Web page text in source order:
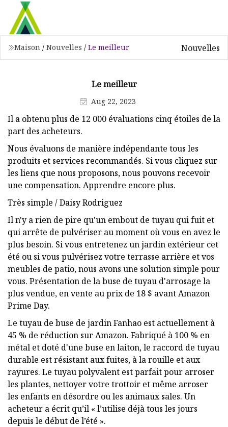
Maison / Nouvelles / Le meilleur Nouvelles
Le meilleur
Aug 22, 2023
Il a obtenu plus de 12 000 évaluations cinq étoiles de la
part des acheteurs.
Nous évaluons de manière indépendante tous les
produits et services recommandés. Si vous cliquez sur
les liens que nous proposons, nous pouvons recevoir
une compensation. Apprendre encore plus.
Très simple / Daisy Rodriguez
Il n'y a rien de pire qu'un embout de tuyau qui fuit et
qui arrête de pulvériser au moment où vous en avez le
plus besoin. Si vous entretenez un jardin extérieur cet
été ou si vous pulvérisez votre terrasse arrière et vos
meubles de patio, nous avons une solution simple pour
vous. Présentation de la buse de tuyau d'arrosage la
plus vendue, en vente au prix de 18 $ avant Amazon
Prime Day.
Le tuyau de buse de jardin Fanhao est actuellement à
45 % de réduction sur Amazon. Fabriqué à 100 % en
métal et doté d'une buse en laiton, le raccord de tuyau
durable est résistant aux fuites, à la rouille et aux
rayures. Le tuyau polyvalent est parfait pour arroser
les plantes, nettoyer votre trottoir et même arroser
les enfants en désordre ou les animaux sales. Un
acheteur a écrit qu’il « l’utilise déjà tous les jours
depuis le début de l’été ».